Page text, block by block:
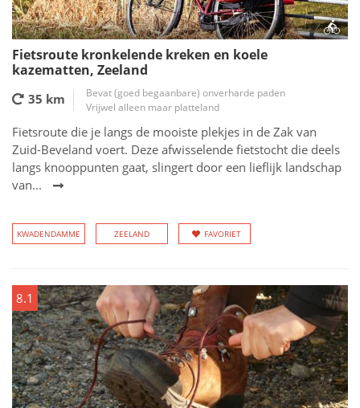
Fietsroute kronkelende kreken en koele
kazematten, Zeeland
35 km
Bevat (goed begaanbare) onverharde paden
Vrijwel alleen maar platteland
Fietsroute die je langs de mooiste plekjes in de Zak van
Zuid-Beveland voert. Deze afwisselende fietstocht die deels
langs knooppunten gaat, slingert door een lieflijk landschap
van...
KWADENDAMME ZEELAND FAVORIET
8.1